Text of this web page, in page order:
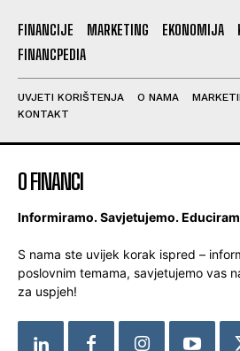
FINANCIJE MARKETING EKONOMIJA
FINANCPEDIA
UVJETI KORIŠTENJA O NAMA
KONTAKT
O FINANCI
Informiramo. Savjetujemo.
S nama ste uvijek korak ispred –
poslovnim temama, savjetujemo vas
za uspjeh!